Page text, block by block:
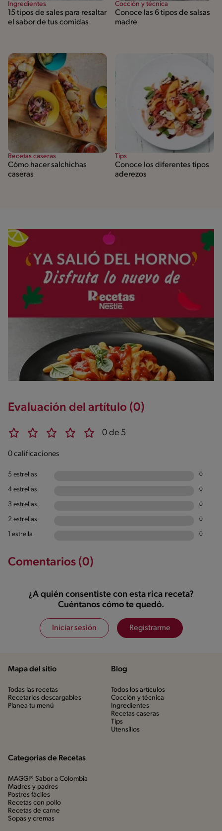
Ingredientes
15 tipos de sales para resaltar
el sabor de tus comidas
Cocción y técnica
Conoce las 6 tipos de salsas
madre
Recetas caseras
Cómo hacer salchichas
caseras
Tips
Conoce los diferentes tipos
aderezos
Evaluación del artítulo (0)
0 de 5
0 calificaciones
5 estrellas 0
4 estrellas 0
3 estrellas 0
2 estrellas 0
1 estrella 0
Comentarios (0)
¿A quién consentiste con esta rica receta?
Cuéntanos cómo te quedó.
Iniciar sesión Registrarme
Mapa del sitio
Todas las recetas
Recetarios descargables
Planea tu menú
Blog
Todos los artículos
Cocción y técnica
Ingredientes
Recetas caseras
Tips
Utensílios
Categorias de Recetas
MAGGI® Sabor a Colombia
Madres y padres
Postres fáciles
Recetas con pollo
Recetas de carne
Sopas y cremas